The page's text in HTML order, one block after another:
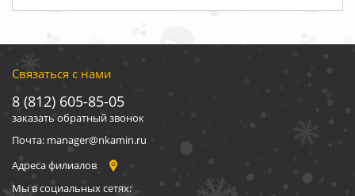
Связаться с нами
8 (812) 605-85-05
заказать обратный звонок
Почта: manager@nkamin.ru
Адреса филиалов
Мы в социальных сетях: